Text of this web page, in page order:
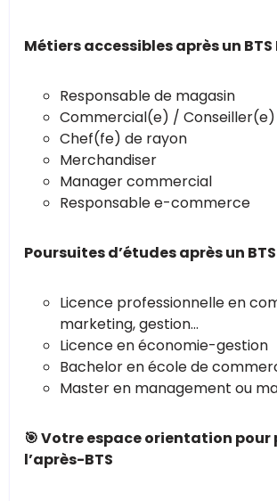
Métiers accessibles après un BTS
Responsable de magasin
Commercial(e) /
Chef(fe) de rayon
Merchandiser
Manager commercial
Responsable e-commerce
Poursuites d’études après un BTS
Licence professionnelle en
marketing, gestion…
Licence en économie-gestion
Bachelor en école de
Master en management ou
🎯 Votre espace orientation pour
l’après-BTS